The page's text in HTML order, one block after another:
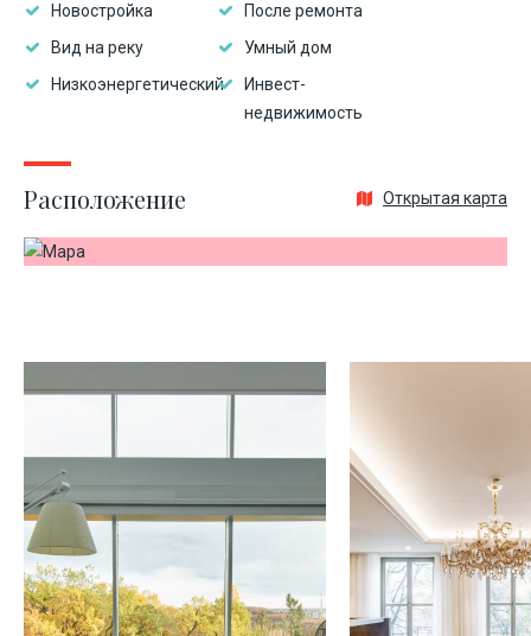
Новостройка
После ремонта
Вид на реку
Умный дом
Низкоэнергетический
Инвест-
недвижимость
Расположение Открытая карта